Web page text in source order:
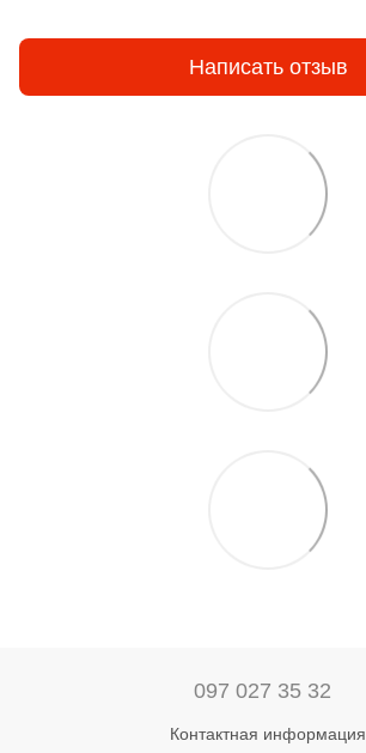
Написать отзыв
097 027 35 32
Контактная информация